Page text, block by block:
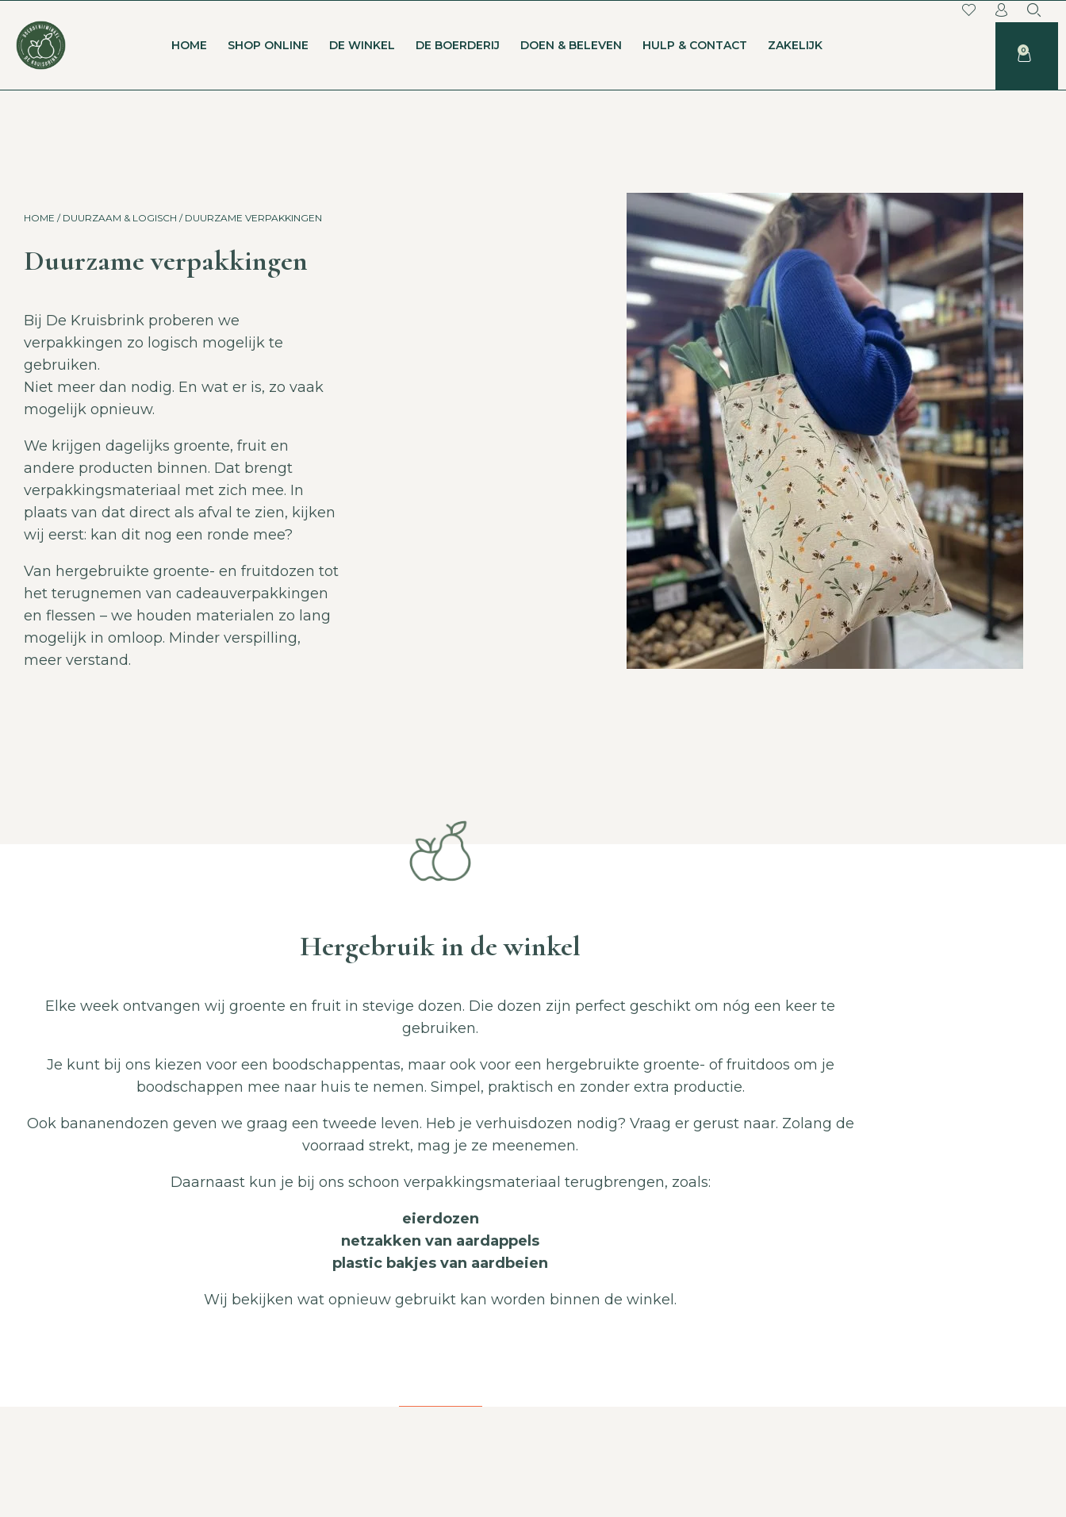
HOME SHOP ONLINE DE WINKEL DE BOERDERIJ DOEN & BELEVEN HULP & CONTACT ZAKELIJK 0
HOME / DUURZAAM & LOGISCH / DUURZAME VERPAKKINGEN
Duurzame verpakkingen
Bij De Kruisbrink proberen we
verpakkingen zo logisch mogelijk te
gebruiken.
Niet meer dan nodig. En wat er is, zo vaak
mogelijk opnieuw.
We krijgen dagelijks groente, fruit en
andere producten binnen. Dat brengt
verpakkingsmateriaal met zich mee. In
plaats van dat direct als afval te zien, kijken
wij eerst: kan dit nog een ronde mee?
Van hergebruikte groente- en fruitdozen tot
het terugnemen van cadeauverpakkingen
en flessen – we houden materialen zo lang
mogelijk in omloop. Minder verspilling,
meer verstand.
Hergebruik in de winkel
Elke week ontvangen wij groente en fruit in stevige dozen. Die dozen zijn perfect geschikt om nóg een keer te
gebruiken.
Je kunt bij ons kiezen voor een boodschappentas, maar ook voor een hergebruikte groente- of fruitdoos om je
boodschappen mee naar huis te nemen. Simpel, praktisch en zonder extra productie.
Ook bananendozen geven we graag een tweede leven. Heb je verhuisdozen nodig? Vraag er gerust naar. Zolang de
voorraad strekt, mag je ze meenemen.
Daarnaast kun je bij ons schoon verpakkingsmateriaal terugbrengen, zoals:
eierdozen
netzakken van aardappels
plastic bakjes van aardbeien
Wij bekijken wat opnieuw gebruikt kan worden binnen de winkel.